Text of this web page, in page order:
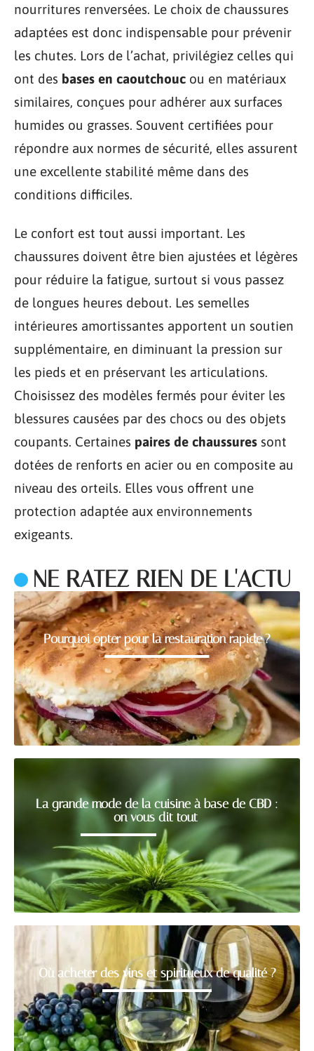
nourritures renversées. Le choix de chaussures
adaptées est donc indispensable pour prévenir
les chutes. Lors de l’achat, privilégiez celles qui
ont des bases en caoutchouc ou en matériaux
similaires, conçues pour adhérer aux surfaces
humides ou grasses. Souvent certifiées pour
répondre aux normes de sécurité, elles assurent
une excellente stabilité même dans des
conditions difficiles.
Le confort est tout aussi important. Les
chaussures doivent être bien ajustées et légères
pour réduire la fatigue, surtout si vous passez
de longues heures debout. Les semelles
intérieures amortissantes apportent un soutien
supplémentaire, en diminuant la pression sur
les pieds et en préservant les articulations.
Choisissez des modèles fermés pour éviter les
blessures causées par des chocs ou des objets
coupants. Certaines paires de chaussures sont
dotées de renforts en acier ou en composite au
niveau des orteils. Elles vous offrent une
protection adaptée aux environnements
exigeants.
NE RATEZ RIEN DE L'ACTU
Pourquoi opter pour la restauration rapide ?
La grande mode de la cuisine à base de CBD :
on vous dit tout
Où acheter des vins et spiritueux de qualité ?